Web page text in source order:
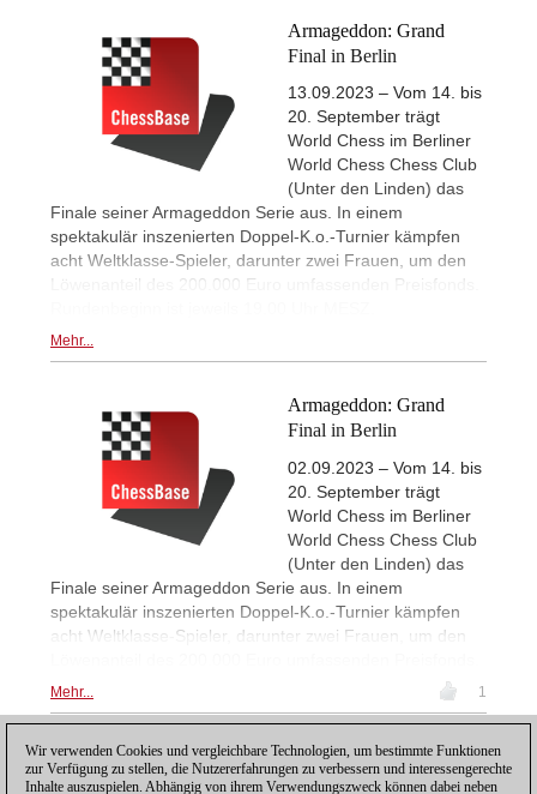
Armageddon: Grand
Final in Berlin
13.09.2023 – Vom 14. bis
20. September trägt
World Chess im Berliner
World Chess Chess Club
(Unter den Linden) das
Finale seiner Armageddon Serie aus. In einem
spektakulär inszenierten Doppel-K.o.-Turnier kämpfen
acht Weltklasse-Spieler, darunter zwei Frauen, um den
Löwenanteil des 200.000 Euro umfassenden Preisfonds.
Mehr...
Armageddon: Grand
Final in Berlin
02.09.2023 – Vom 14. bis
20. September trägt
World Chess im Berliner
World Chess Chess Club
(Unter den Linden) das
Finale seiner Armageddon Serie aus. In einem
spektakulär inszenierten Doppel-K.o.-Turnier kämpfen
acht Weltklasse-Spieler, darunter zwei Frauen, um den
Mehr... 1
1
Wir verwenden Cookies und vergleichbare Technologien, um bestimmte Funktionen
zur Verfügung zu stellen, die Nutzererfahrungen zu verbessern und interessengerechte
Inhalte auszuspielen. Abhängig von ihrem Verwendungszweck können dabei neben